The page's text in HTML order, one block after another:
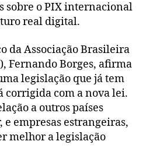
sobre o PIX internacional
real digital.
da Associação Brasileira
Fernando Borges, afirma
legislação que já tem
corrigida com a nova lei.
a outros países
empresas estrangeiras,
melhor a legislação